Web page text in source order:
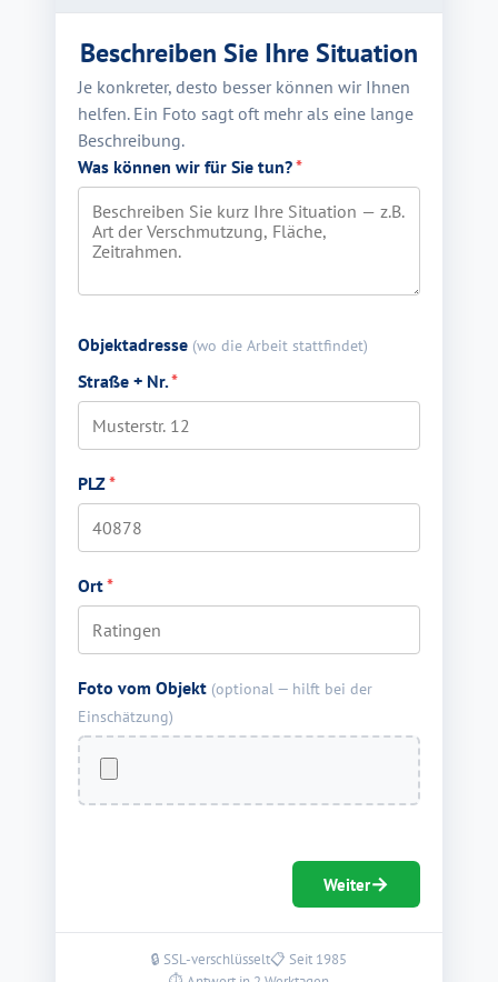
Beschreiben Sie Ihre Situation
Je konkreter, desto besser können wir Ihnen
helfen. Ein Foto sagt oft mehr als eine lange
Beschreibung.
Was können wir für Sie tun?*
Objektadresse (wo die Arbeit stattfindet)
Straße + Nr.*
PLZ*
Ort*
Foto vom Objekt (optional — hilft bei der
Einschätzung)
Weiter→
🔒 SSL-verschlüsselt📋 Seit 1985